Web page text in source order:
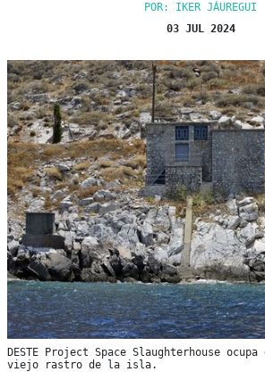
POR: IKER JÁUREGUI
03 JUL 2024
DESTE Project Space Slaughterhouse
viejo rastro de la isla.